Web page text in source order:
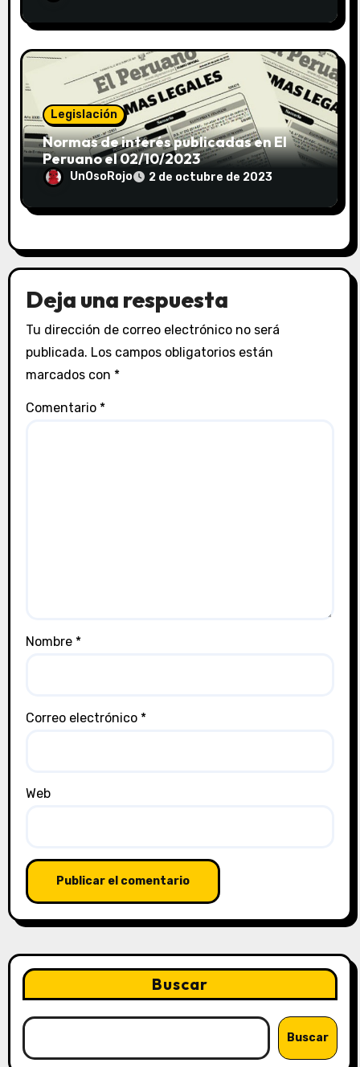
Legislación
Normas de interés publicadas en El
Peruano el 02/10/2023
UnOsoRojo 2 de octubre de 2023
Deja una respuesta
Tu dirección de correo electrónico no será
publicada. Los campos obligatorios están
marcados con *
Comentario *
Nombre *
Correo electrónico *
Web
Buscar
Buscar